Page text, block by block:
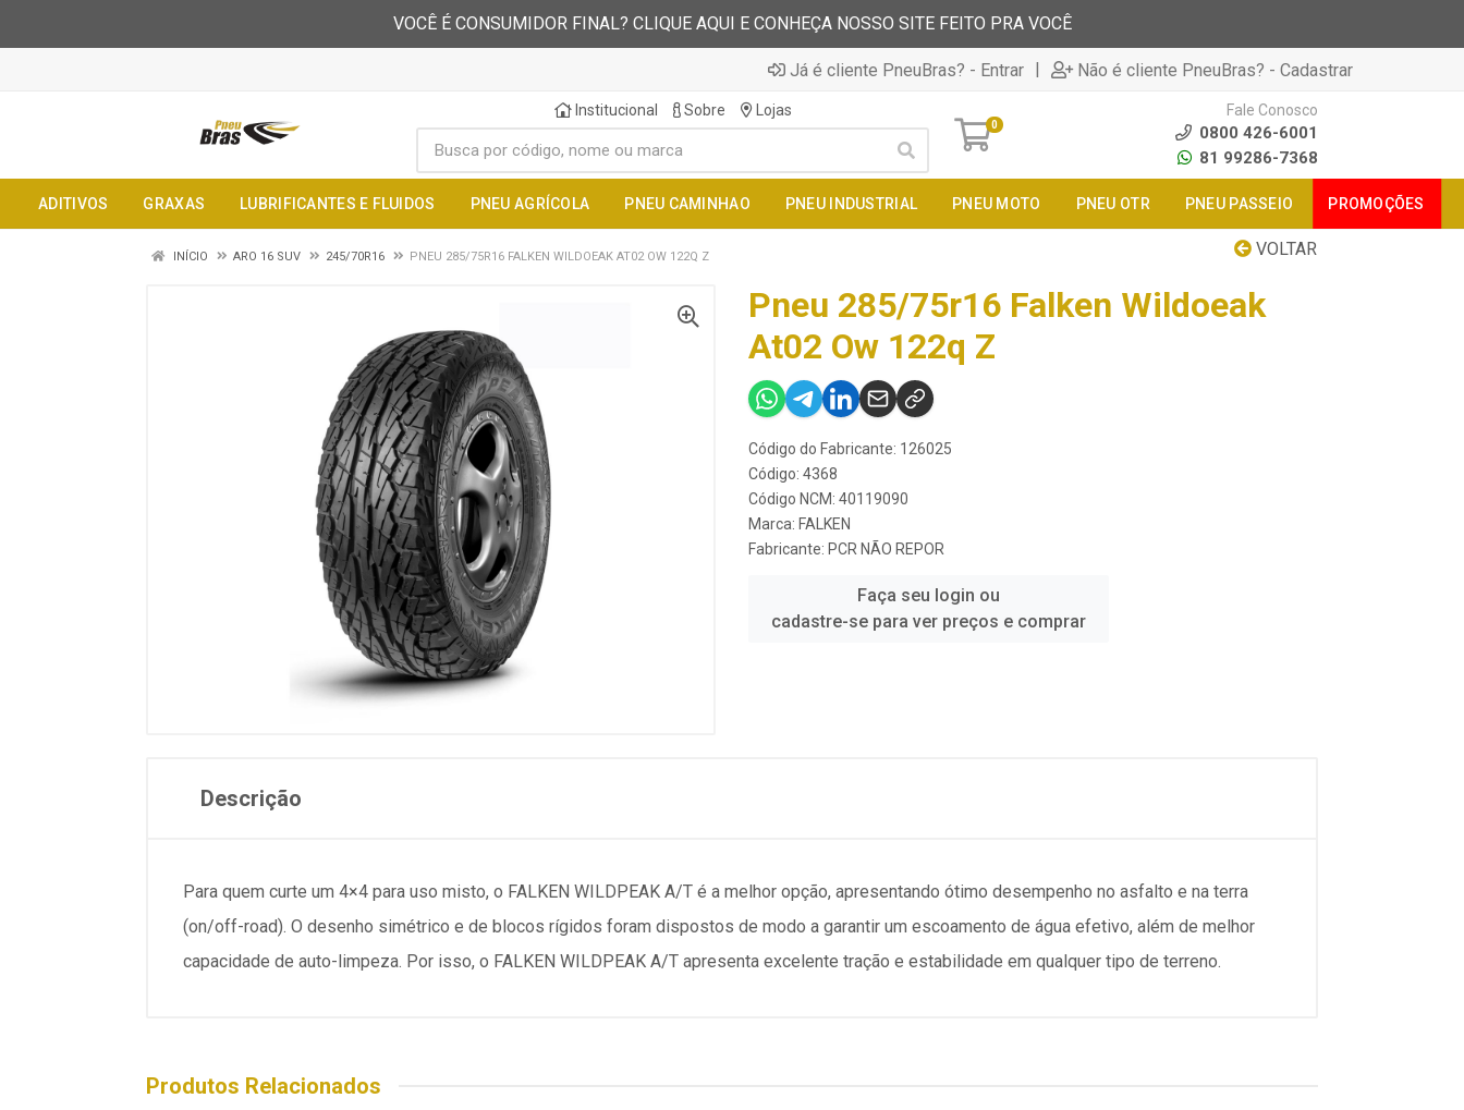
VOCÊ É CONSUMIDOR FINAL? CLIQUE AQUI E CONHEÇA NOSSO SITE FEITO PRA VOCÊ
Já é cliente PneuBras? - Entrar | Não é cliente PneuBras? - Cadastrar
Institucional Sobre Lojas
0
Fale Conosco
0800 426-6001
81 99286-7368
ADITIVOS GRAXAS LUBRIFICANTES E FLUIDOS PNEU AGRÍCOLA PNEU CAMINHAO PNEU INDUSTRIAL PNEU MOTO PNEU OTR PNEU PASSEIO PROMOÇÕES
VOLTAR
INÍCIO ARO 16 SUV 245/70R16 PNEU 285/75R16 FALKEN WILDOEAK AT02 OW 122Q Z
Pneu 285/75r16 Falken Wildoeak
At02 Ow 122q Z
Código do Fabricante: 126025
Código: 4368
Código NCM: 40119090
Marca: FALKEN
Fabricante: PCR NÃO REPOR
Faça seu login ou
cadastre-se para ver preços e comprar
Descrição
Para quem curte um 4×4 para uso misto, o FALKEN WILDPEAK A/T é a melhor opção, apresentando ótimo desempenho no asfalto e na terra
(on/off-road). O desenho simétrico e de blocos rígidos foram dispostos de modo a garantir um escoamento de água efetivo, além de melhor
capacidade de auto-limpeza. Por isso, o FALKEN WILDPEAK A/T apresenta excelente tração e estabilidade em qualquer tipo de terreno.
Produtos Relacionados